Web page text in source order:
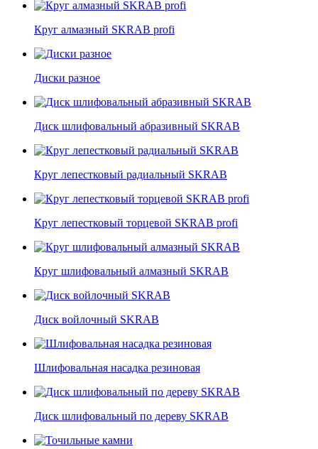
Круг алмазный SKRAB profi
Диски разное
Диск шлифовальный абразивный SKRAB
Круг лепестковый радиальный SKRAB
Круг лепестковый торцевой SKRAB profi
Круг шлифовальный алмазный SKRAB
Диск войлочный SKRAB
Шлифовальная насадка резиновая
Диск шлифовальный по дереву SKRAB